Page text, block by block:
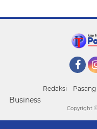
Redaksi
Business
Copyright